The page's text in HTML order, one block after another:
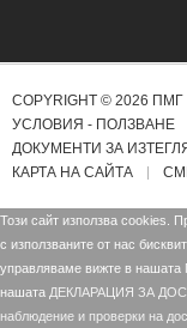
COPYRIGHT © 2026
УСЛОВИЯ - ПОЛЗВАНЕ
ДОКУМЕНТИ ЗА
КАРТА НА САЙТА
Този сайт използва cookies.
с използваните от нас
управляваме вижте в нашата
нашата ДЕКЛАРАЦИЯ ЗА
наблюдение и проверки на